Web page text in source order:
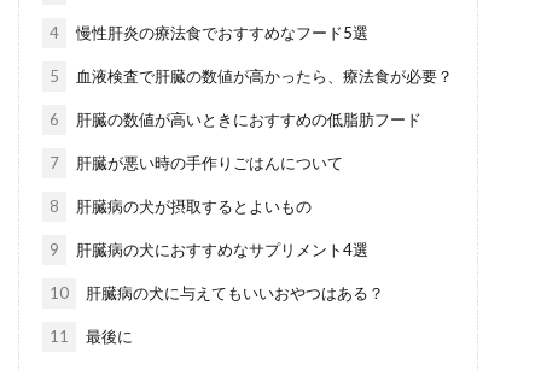
4 慢性肝炎の療法食でおすすめなフード5選
5 血液検査で肝臓の数値が高かったら、療法食が必要？
6 肝臓の数値が高いときにおすすめの低脂肪フード
7 肝臓が悪い時の手作りごはんについて
8 肝臓病の犬が摂取するとよいもの
9 肝臓病の犬におすすめなサプリメント4選
10 肝臓病の犬に与えてもいいおやつはある？
11 最後に